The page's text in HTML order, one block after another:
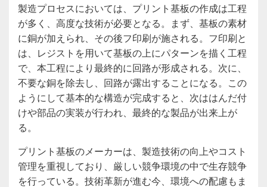
製造プロセスにおいては、プリント基板の作成は工程
が多く、高度な技術が必要となる。まず、基板の素材
に銅が加えられ、その後フ印刷が施される。フ印刷と
は、レジストを用いて基板の上にパターンを描く工程
で、本工程により最終的に回路が形成される。次に、
不要な銅を除去し、回路が露出することになる。この
ようにして基本的な構造が完成すると、次ははんだ付
けや部品の実装が行われ、最終的な製品が出来上が
る。
プリント基板のメーカーは、製造技術の向上やコスト
管理を重視しており、厳しい競争環境の中で生存競争
を行っている。技術革新が進む今、環境への配慮もま